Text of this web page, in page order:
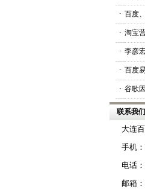
· 百度
· 淘宝
· 李彦
· 百度
· 谷歌
联系我们
大连
手机
电话
邮箱：